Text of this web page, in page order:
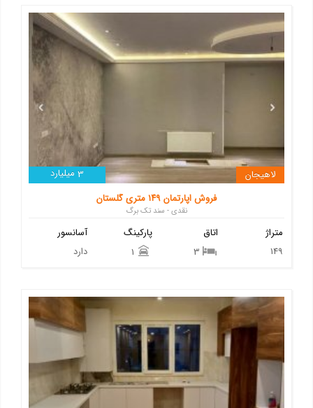
3 میلیارد
لاهیجان
فروش اپارتمان ۱۴۹ متری گلستان
نقدی - سند تک برگ
آسانسور
دارد
پارکینگ
اتاق
متراژ
149